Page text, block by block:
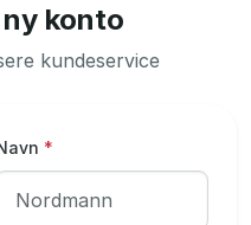
konto
kundeservice
*